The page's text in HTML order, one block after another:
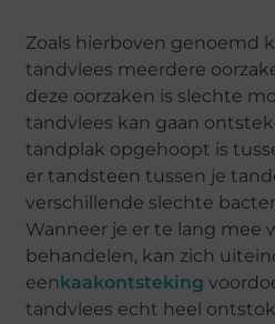
Zoals hierboven genoemd
tandvlees meerdere
deze oorzaken is slechte
tandvlees kan gaan
tandplak opgehoopt is
er tandsteen tussen je
verschillende slechte
Wanneer je er te lang mee
behandelen, kan zich
een kaakontsteking
tandvlees echt heel